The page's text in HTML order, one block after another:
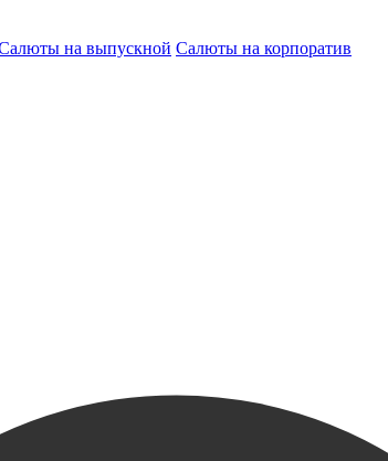
на выпускной Салюты на корпоратив